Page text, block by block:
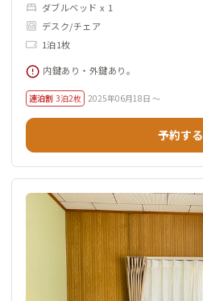
ダブルベッド x 1
デスク/チェア
1泊1枚
内鍵あり・外鍵あり。
連泊割 3泊2枚 2025年06月18日 ～
予約する